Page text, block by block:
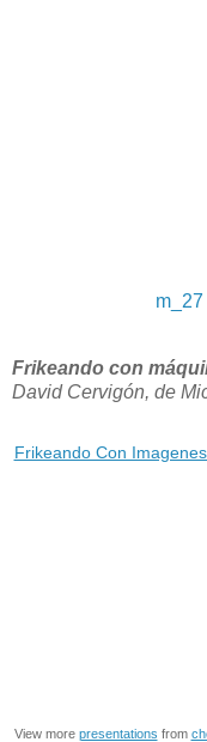
m_27
Frikeando con
David Cervigón, de
Frikeando Con
View more presentations from